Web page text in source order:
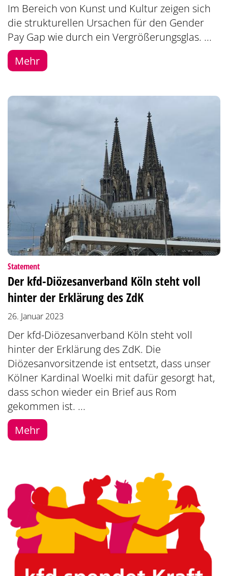
Im Bereich von Kunst und Kultur zeigen sich
die strukturellen Ursachen für den Gender
Pay Gap wie durch ein Vergrößerungsglas. ...
Mehr
Statement:
Der kfd-Diözesanverband Köln steht voll
hinter der Erklärung des ZdK
26. Januar 2023
Der kfd-Diözesanverband Köln steht voll
hinter der Erklärung des ZdK. Die
Diözesanvorsitzende ist entsetzt, dass unser
Kölner Kardinal Woelki mit dafür gesorgt hat,
dass schon wieder ein Brief aus Rom
gekommen ist. ...
Mehr